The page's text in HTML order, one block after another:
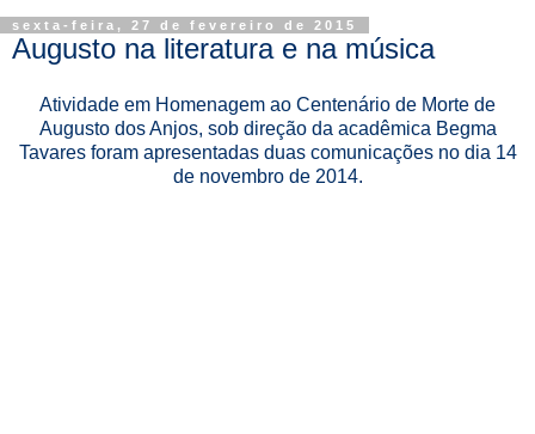
sexta-feira, 27 de fevereiro de 2015
Augusto na literatura e na música
Atividade em Homenagem ao Centenário de Morte de
Augusto dos Anjos, sob direção da acadêmica Begma
Tavares foram apresentadas duas comunicações no dia 14
de novembro de 2014.